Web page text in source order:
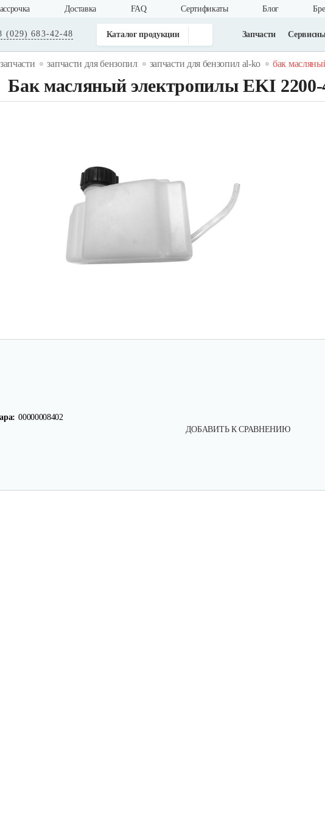
Доставка FAQ Cертификаты Блог
(029) 683-42-48 Каталог продукции Запчасти
запчасти запчасти для бензопил запчасти для бензопил al-ko бак
Бак масляный электропилы EKI 2200-
00000008402
ДОБАВИТЬ К СРАВНЕНИЮ